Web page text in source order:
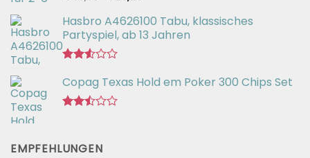
2.57
von 5
war:
€39,99
ist:
€29,28.
Hasbro A4626100 Tabu, klassisches
Partyspiel, ab 13 Jahren
mit
2.52
von 5
Copag Texas Hold em Poker 300 Chips Set
von 5
EMPFEHLUNGEN